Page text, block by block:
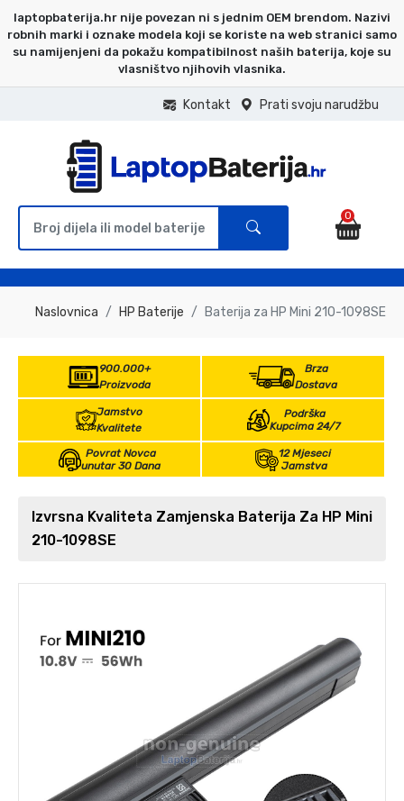
laptopbaterija.hr nije povezan ni s jednim OEM brendom. Nazivi
robnih marki i oznake modela koji se koriste na web stranici samo
su namijenjeni da pokažu kompatibilnost naših baterija, koje su
vlasništvo njihovih vlasnika.
Prati svoju narudžbu
Kontakt
0
Naslovnica HP Baterije Baterija za HP Mini 210-1098SE
900.000+
Proizvoda
Brza
Dostava
Jamstvo
Kvalitete
Podrška
Kupcima 24/7
Povrat Novca
unutar 30 Dana
12 Mjeseci
Jamstva
Izvrsna Kvaliteta Zamjenska Baterija Za HP Mini
210-1098SE